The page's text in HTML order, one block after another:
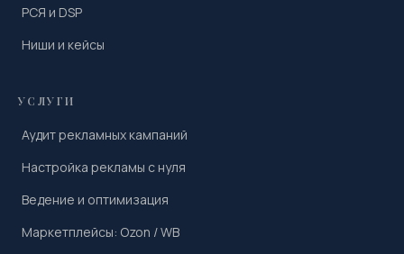
РСЯ и DSP
Ниши и кейсы
УСЛУГИ
Аудит рекламных кампаний
Настройка рекламы с нуля
Ведение и оптимизация
Маркетплейсы: Ozon / WB